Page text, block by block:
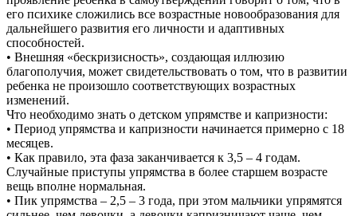
его психике сложились все возрастные новообразования для
дальнейшего развития его личности и адаптивных
способностей.
• Внешняя «бескризисность», создающая иллюзию
благополучия, может свидетельствовать о том, что в развитии
ребенка не произошло соответствующих возрастных
изменений.
Что необходимо знать о детском упрямстве и капризности:
• Период упрямства и капризности начинается примерно с 18
месяцев.
• Как правило, эта фаза заканчивается к 3,5 – 4 годам.
Случайные приступы упрямства в более старшем возрасте
вещь вполне нормальная.
• Пик упрямства – 2,5 – 3 года, при этом мальчики упрямятся